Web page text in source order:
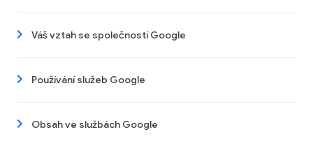
Váš vztah se společností Google
Používání služeb Google
Obsah ve službách Google